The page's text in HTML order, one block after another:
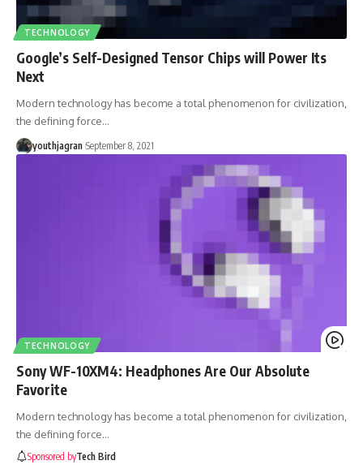
TECHNOLOGY
Google’s Self-Designed Tensor Chips will Power Its
Next
Modern technology has become a total phenomenon for civilization,
the defining force…
youthjagran September 8, 2021
TECHNOLOGY
Sony WF-10XM4: Headphones Are Our Absolute
Favorite
Modern technology has become a total phenomenon for civilization,
the defining force…
Sponsored byTech Bird